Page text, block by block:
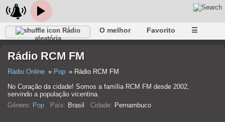
Rádio
aleatória
O melhor Favorito ☰
Rádio RCM FM
Rádio Online Pop
Rádio RCM FM
No Coração da cidade! Somos a família RCM FM desde 2002,
servindo a população vicentina.
Gênero: Pop País: Brasil Cidade: Pernambuco